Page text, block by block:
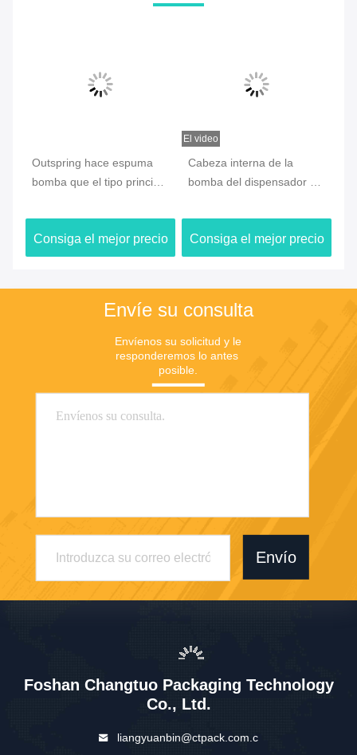
Outspring hace espuma
bomba que el tipo principal
hizo salir la limpieza facial
Consiga el mejor precio
El video
Cabeza interna de la
bomba del dispensador del
bomba reciclada para el
desinfectante de la mano
Consiga el mejor precio
Envíe su consulta
Envíenos su solicitud y le
responderemos lo antes
posible.
Envío
Foshan Changtuo Packaging Technology
Co., Ltd.
liangyuanbin@ctpack.com.c